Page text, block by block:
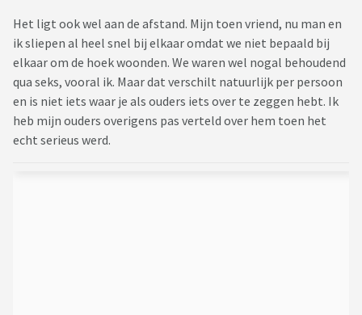
Het ligt ook wel aan de afstand. Mijn toen vriend, nu man en
ik sliepen al heel snel bij elkaar omdat we niet bepaald bij
elkaar om de hoek woonden. We waren wel nogal behoudend
qua seks, vooral ik. Maar dat verschilt natuurlijk per persoon
en is niet iets waar je als ouders iets over te zeggen hebt. Ik
heb mijn ouders overigens pas verteld over hem toen het
echt serieus werd.